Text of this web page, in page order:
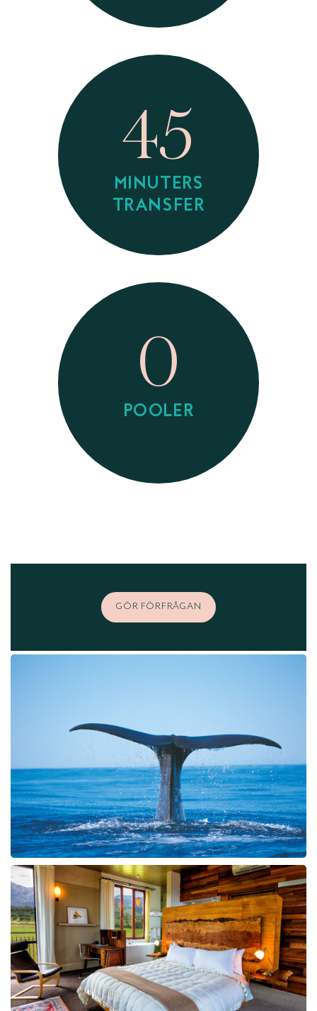
45
MINUTERS
TRANSFER
0
POOLER
GÖR FÖRFRÅGAN